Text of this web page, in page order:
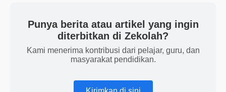
Punya berita atau artikel yang ingin
diterbitkan di Zekolah?
Kami menerima kontribusi dari pelajar, guru, dan
masyarakat pendidikan.